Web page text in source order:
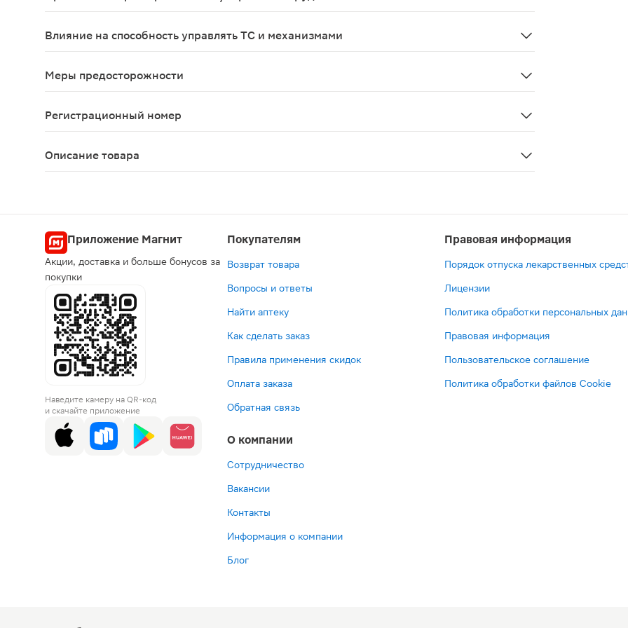
Влияние на способность управлять ТС и механизмами
Меры предосторожности
Регистрационный номер
Описание товара
Приложение Магнит
Акции, доставка и больше бонусов за
покупки
Наведите камеру на QR-код
и скачайте приложение
Покупателям
Возврат товара
Вопросы и ответы
Найти аптеку
Как сделать заказ
Правила применения скидок
Оплата заказа
Обратная связь
О компании
Сотрудничество
Вакансии
Контакты
Информация о компании
Блог
Правовая информация
Порядок отпуска лекарственных
Лицензии
Политика обработки персональных
Правовая информация
Пользовательское соглашение
Политика обработки файлов Cookie